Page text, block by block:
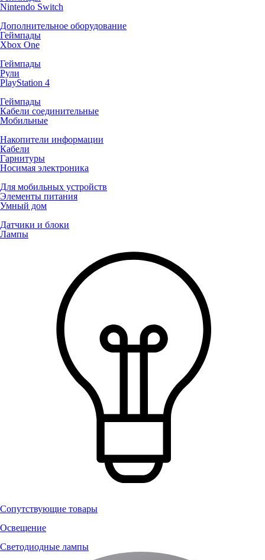
Nintendo Switch
Дополнительное оборудование
Геймпады
Xbox One
Геймпады
Рули
PlayStation 4
Геймпады
Кабели соединительные
Мобильные
Накопители информации
Кабели
Гарнитуры
Носимая электроника
Для мобильных устройств
Элементы питания
Умный дом
Датчики и блоки
Лампы
Сопутствующие товары
Освещение
Светодиодные лампы